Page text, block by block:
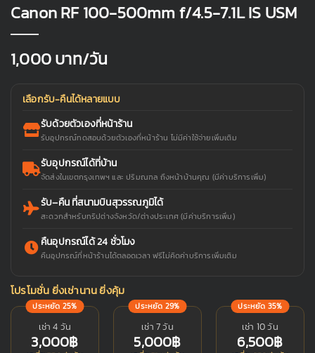
Canon RF 100-500mm f/4.5-7.1L IS USM
1,000บาท/วัน
เลือกรับ-คืนได้หลายแบบ
รับด้วยตัวเองที่หน้าร้าน
รับอุปกรณ์ทดสอบด้วยตัวเองที่หน้าร้าน ไม่มีค่าใช้จ่ายเพิ่มเติม
รับอุปกรณ์ได้ที่บ้าน
จัดส่งในเขตกรุงเทพฯ และ ปริมณฑล ถึงหน้าบ้านคุณ (มีค่าบริการเพิ่ม)
รับ–คืน ที่สนามบินสุวรรณภูมิได้
สะดวกสำหรับทริปต่างจังหวัด/ต่างประเทศ (มีค่าบริการเพิ่ม)
คืนอุปกรณ์ได้ 24 ชั่วโมง
คืนอุปกรณ์ที่หน้าร้านได้ตลอดเวลา ฟรีไม่คิดค่าบริการเพิ่มเติม
โปรโมชั่น ยิ่งเช่านาน ยิ่งคุ้ม
ประหยัด 25%
เช่า 4 วัน
3,000฿
ประหยัด 29%
เช่า 7 วัน
5,000฿
ประหยัด 35%
เช่า 10 วัน
6,500฿